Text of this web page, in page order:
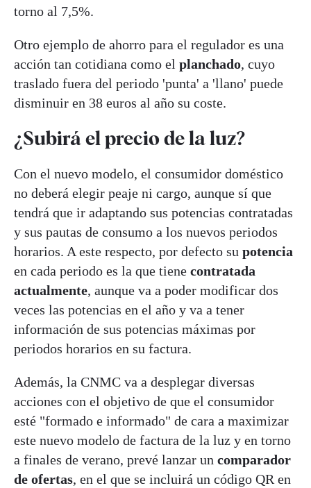
torno al 7,5%.
Otro ejemplo de ahorro para el regulador es una
acción tan cotidiana como el planchado, cuyo
traslado fuera del periodo 'punta' a 'llano' puede
disminuir en 38 euros al año su coste.
¿Subirá el precio de la luz?
Con el nuevo modelo, el consumidor doméstico
no deberá elegir peaje ni cargo, aunque sí que
tendrá que ir adaptando sus potencias contratadas
y sus pautas de consumo a los nuevos periodos
horarios. A este respecto, por defecto su potencia
en cada periodo es la que tiene contratada
actualmente, aunque va a poder modificar dos
veces las potencias en el año y va a tener
información de sus potencias máximas por
periodos horarios en su factura.
Además, la CNMC va a desplegar diversas
acciones con el objetivo de que el consumidor
esté "formado e informado" de cara a maximizar
este nuevo modelo de factura de la luz y en torno
a finales de verano, prevé lanzar un comparador
de ofertas, en el que se incluirá un código QR en